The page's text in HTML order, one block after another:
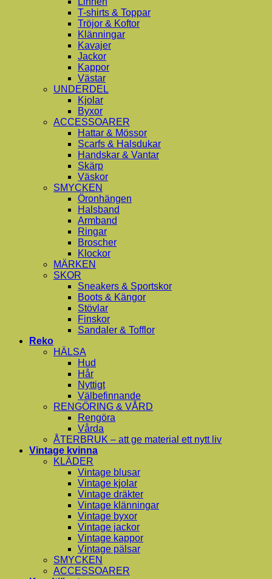
T-shirts & Toppar
Tröjor & Koftor
Klänningar
Kavajer
Jackor
Kappor
Västar
UNDERDEL
Kjolar
Byxor
ACCESSOARER
Hattar & Mössor
Scarfs & Halsdukar
Handskar & Vantar
Skärp
Väskor
SMYCKEN
Öronhängen
Halsband
Armband
Ringar
Broscher
Klockor
MÄRKEN
SKOR
Sneakers & Sportskor
Boots & Kängor
Stövlar
Finskor
Sandaler & Tofflor
Reko
HÄLSA
Hud
Hår
Nyttigt
Välbefinnande
RENGÖRING & VÅRD
Rengöra
Vårda
ÅTERBRUK – att ge material ett nytt liv
Vintage kvinna
KLÄDER
Vintage blusar
Vintage kjolar
Vintage dräkter
Vintage klänningar
Vintage byxor
Vintage jackor
Vintage kappor
Vintage pälsar
SMYCKEN
ACCESSOARER